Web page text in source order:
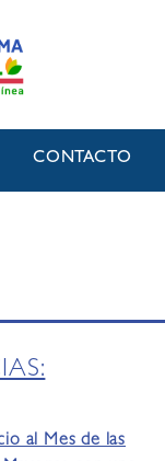
CONTACTO
al Mes de las